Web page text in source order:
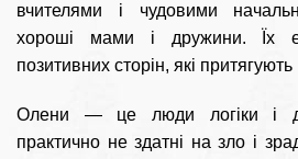
вчителями і чудовими
хороші мами і дружини. Їх
позитивних сторін, які притягують
Олени — це люди логіки і
практично не здатні на зло і